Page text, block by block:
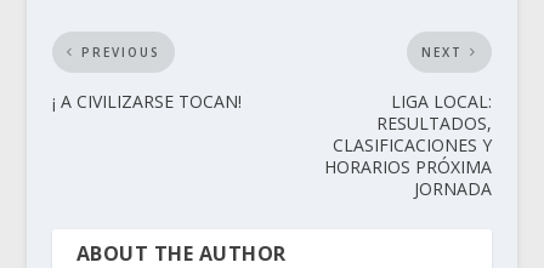
PREVIOUS
¡ A CIVILIZARSE TOCAN!
NEXT
LIGA LOCAL:
RESULTADOS,
CLASIFICACIONES Y
HORARIOS PRÓXIMA
JORNADA
ABOUT THE AUTHOR